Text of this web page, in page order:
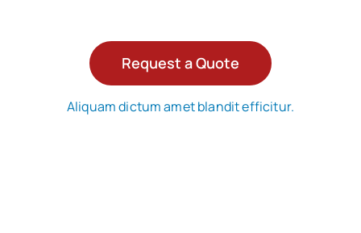
Request a Quote
Aliquam dictum amet blandit efficitur.